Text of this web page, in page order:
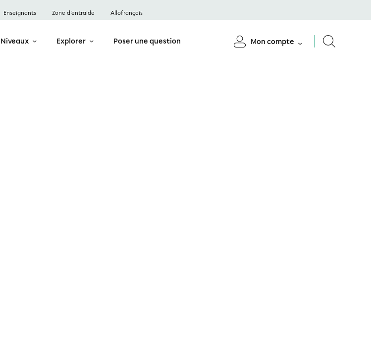
Enseignants Zone d’entraide Allofrançais
Niveaux Explorer Poser une question Mon compte